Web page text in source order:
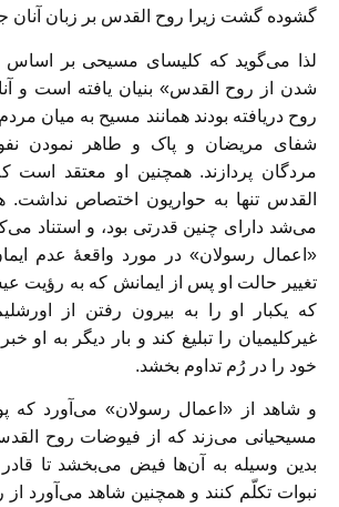
گشوده گشت زیرا روح القدس بر زبان آنان
لذا می‌گوید که کلیسای مسیحی بر اساس
شدن از روح القدس» بنیان یافته است و
روح دریافته بودند همانند مسیح به میان مردم
شفای مریضان و پاک و طاهر نمودن
مردگان پردازند. همچنین او معتقد است
القدس تنها به حواریون اختصاص
می‌شد دارای چنین قدرتی بود، و استناد
«اعمال رسولان» در مورد واقعۀ عدم
تغییر حالت او پس از ایمانش که به رؤیت
که یکبار او را به بیرون رفتن از
غیرکلیمیان را تبلیغ کند و بار دیگر به او
خود را در رُم تداوم بخشد.
و شاهد از «اعمال رسولان» می‌آورد
مسیحیانی می‌زند که از فیوضات روح
بدین وسیله به آن‌ها فیض می‌بخشد تا قادر
نبوات تکلّم کنند و همچنین شاهد می‌آورد از